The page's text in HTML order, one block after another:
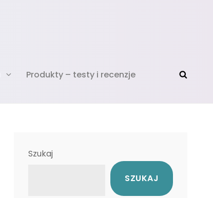
Produkty – testy i recenzje
Szukaj
SZUKAJ